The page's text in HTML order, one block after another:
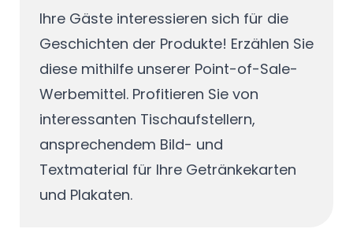
Ihre Gäste interessieren sich für die
Geschichten der Produkte! Erzählen Sie
diese mithilfe unserer Point-of-Sale-
Werbemittel. Profitieren Sie von
interessanten Tischaufstellern,
ansprechendem Bild- und
Textmaterial für Ihre Getränkekarten
und Plakaten.